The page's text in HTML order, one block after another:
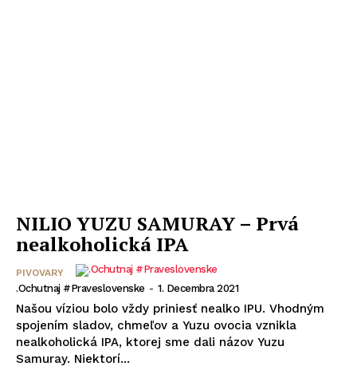
NILIO YUZU SAMURAY – Prvá
nealkoholická IPA
PIVOVARY
.Ochutnaj #praveslovenske - 1. Decembra 2021
Našou víziou bolo vždy priniesť nealko IPU. Vhodným
spojením sladov, chmeľov a Yuzu ovocia vznikla
nealkoholická IPA, ktorej sme dali názov Yuzu
Samuray. Niektorí...